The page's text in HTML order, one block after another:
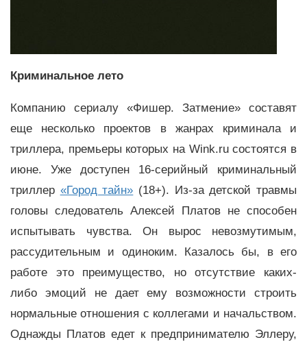
Криминальное лето
Компанию сериалу «Фишер. Затмение» составят
еще несколько проектов в жанрах криминала и
триллера, премьеры которых на Wink.ru состоятся в
июне. Уже доступен 16-серийный криминальный
триллер «Город тайн» (18+). Из-за детской травмы
головы следователь Алексей Платов не способен
испытывать чувства. Он вырос невозмутимым,
рассудительным и одиноким. Казалось бы, в его
работе это преимущество, но отсутствие каких-
либо эмоций не дает ему возможности строить
нормальные отношения с коллегами и начальством.
Однажды Платов едет к предпринимателю Эллеру,